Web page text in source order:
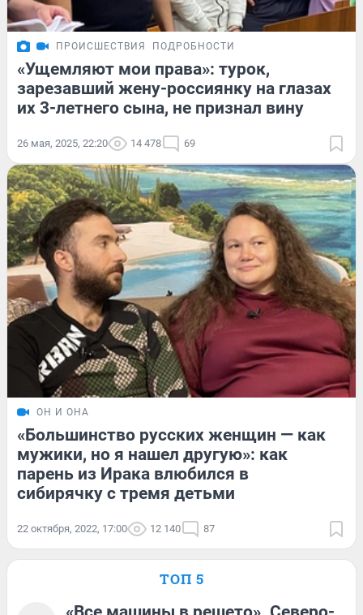
ПРОИСШЕСТВИЯ ПОДРОБНОСТИ
«Ущемляют мои права»: турок,
зарезавший жену-россиянку на глазах
их 3-летнего сына, не признал вину
26 мая, 2025, 22:20 14 478 69
ОН И ОНА
«Большинство русских женщин — как
мужики, но я нашел другую»: как
парень из Ирака влюбился в
сибирячку с тремя детьми
22 октября, 2022, 17:00 12 140 87
ТОП 5